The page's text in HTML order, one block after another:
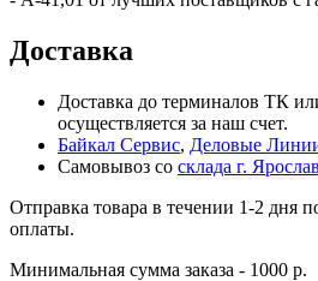
Доставка
Доставка до терминалов ТК
осуществляется за наш счет.
Байкал Сервис, Деловые
Самовывоз со склада г.
Отправка товара в течении 1-2 дня
оплаты.
Минимальная сумма заказа - 1000 р.